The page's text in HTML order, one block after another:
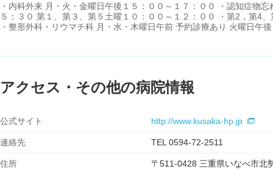
・内科外来 月・火・金曜日午後１５：００～１７：００ ・認知症物
５：３０ 第１、第３、第５土曜１０：００～１２：００ ・第2，第4
・整形外科・リウマチ科 月・水・木曜日午前 予約診療あり 火曜日午
アクセス・その他の病院情報
公式サイト http://www.kusaka-hp.jp
連絡先 TEL 0594-72-2511
住所 〒511-0428 三重県いなべ市北